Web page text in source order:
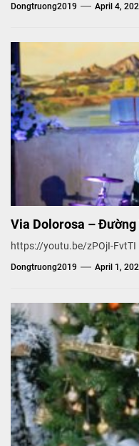
Dongtruong2019 April 4,
Via Dolorosa –
https://youtu.be/zPOjI-FvtTI
Dongtruong2019 April 1,